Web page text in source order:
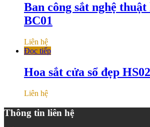
Ban công sắt nghệ
BC01
Liên hệ
Đọc tiếp
Hoa sắt cửa sổ đẹp
Liên hệ
Thông tin liên hệ